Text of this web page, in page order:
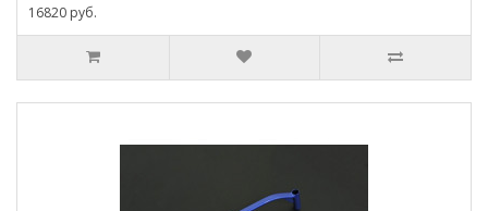
16820 руб.